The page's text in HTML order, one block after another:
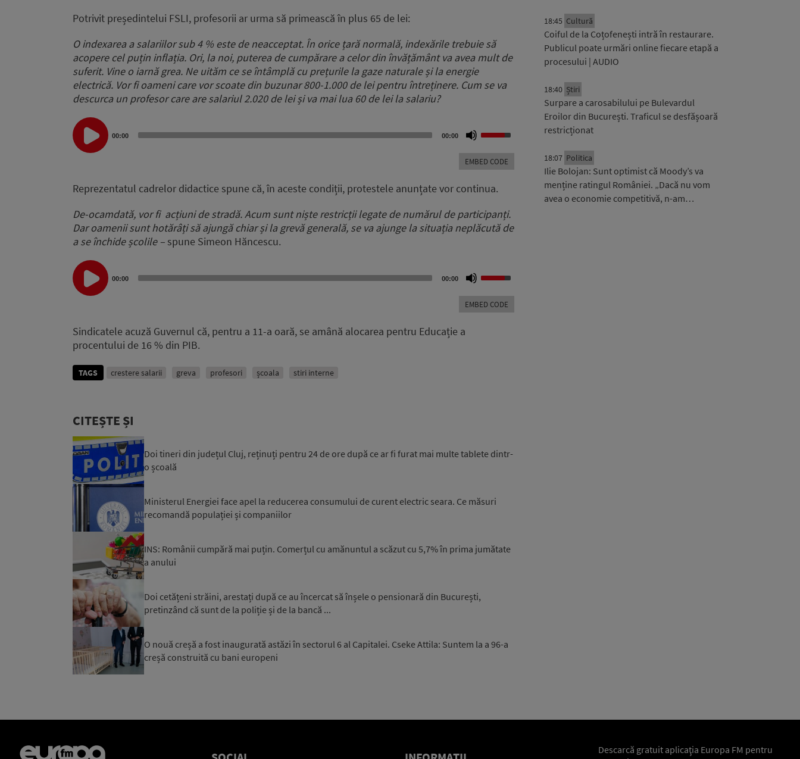
Potrivit președintelui FSLI, profesorii ar urma să primească în plus 65 de lei:
O indexarea a salariilor sub 4 % este de neacceptat. În orice țară normală, indexările trebuie să
acopere cel puțin inflația. Ori, la noi, puterea de cumpărare a celor din învățământ va avea mult de
suferit. Vine o iarnă grea. Ne uităm ce se întâmplă cu prețurile la gaze naturale și la energie
electrică. Vor fi oameni care vor scoate din buzunar 800-1.000 de lei pentru întreținere. Cum se va
descurca un profesor care are salariul 2.020 de lei și va mai lua 60 de lei la salariu?
Audio
Player
00:00 00:00
Up/Down
keys
increase
decrease
volume.
EMBED CODE
Reprezentatul cadrelor didactice spune că, în aceste condiții, protestele anunțate vor continua.
De-ocamdată, vor fi acțiuni de stradă. Acum sunt niște restricții legate de numărul de participanți.
Dar oamenii sunt hotărâți să ajungă chiar și la grevă generală, se va ajunge la situația neplăcută de
a se închide școlile – spune Simeon Hăncescu.
Audio
Player
00:00 00:00
Up/Down
keys
EMBED CODE
Sindicatele acuză Guvernul că, pentru a 11-a oară, se amână alocarea pentru Educație a
procentului de 16 % din PIB.
TAGS crestere salarii greva profesori școala stiri interne
CITEȘTE ȘI
Doi tineri din județul Cluj, reținuți pentru 24 de ore după ce ar fi furat mai multe tablete dintr-
o școală
Ministerul Energiei face apel la reducerea consumului de curent electric seara. Ce măsuri
recomandă populației și companiilor
INS: Românii cumpără mai puțin. Comerțul cu amănuntul a scăzut cu 5,7% în prima jumătate
a anului
Doi cetățeni străini, arestați după ce au încercat să înșele o pensionară din București,
pretinzând că sunt de la poliție și de la bancă ...
O nouă creșă a fost inaugurată astăzi în sectorul 6 al Capitalei. Cseke Attila: Suntem la a 96-a
creșă construită cu bani europeni
18:45 Cultură
Coiful de la Coțofenești intră în restaurare.
Publicul poate urmări online fiecare etapă a
procesului | AUDIO
18:40 Știri
Surpare a carosabilului pe Bulevardul
Eroilor din București. Traficul se desfășoară
restricționat
18:07 Politica
Ilie Bolojan: Sunt optimist că Moody’s va
menține ratingul României. „Dacă nu vom
avea o economie competitivă, n-am…
Descarcă gratuit aplicaţia Europa FM pentru